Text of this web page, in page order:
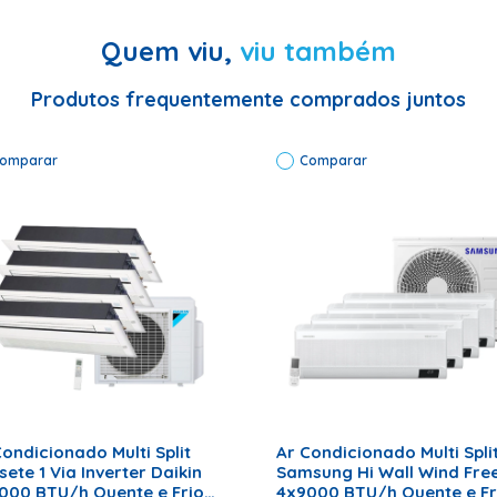
obstruída;
por profissionais habilitados.
É importante lembrar que a limpeza constante dos filtros é
Quem viu, viu também
Produtos frequentemente comprados juntos
Multi Split
1 Via Inverter Daikin
BTU/h Quente e Frio
Comparar
Ar Condicionado Multi
Samsung Hi Wall Wind
4x9000 BTU/h Quente e